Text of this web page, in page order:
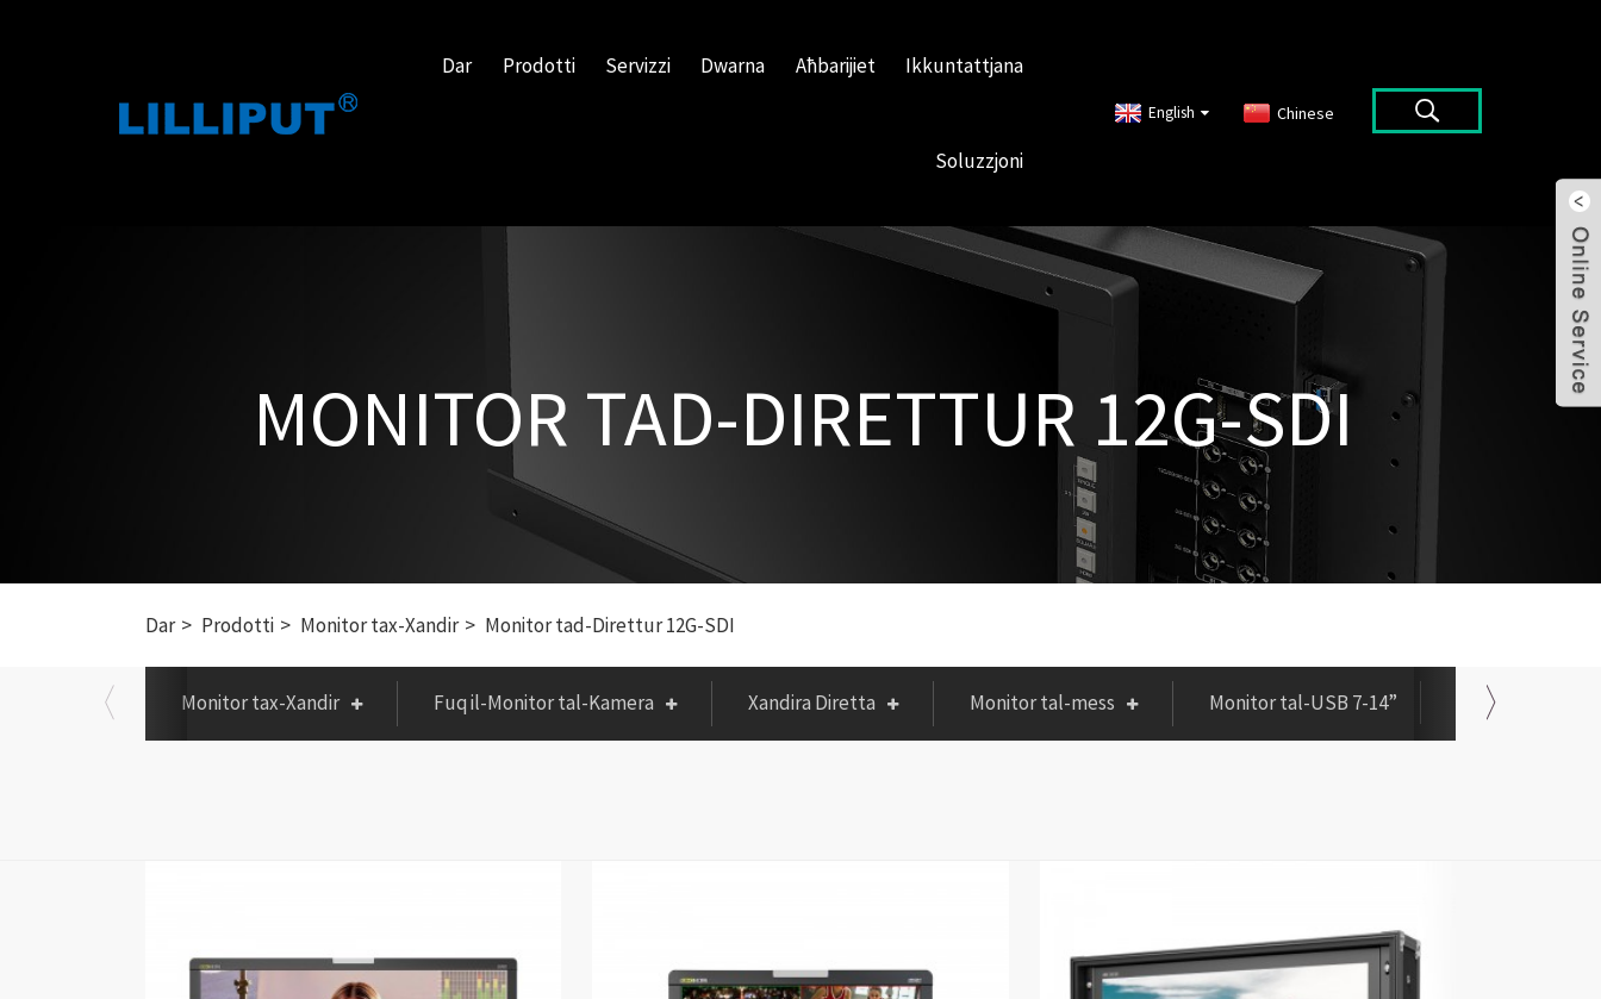
Dar Prodotti Servizzi Dwarna Aħbarijiet Ikkuntattjana
Soluzzjoni
English Chinese
MONITOR TAD-DIRETTUR 12G-SDI
Dar Prodotti Monitor tax-Xandir Monitor tad-Direttur 12G-SDI
Monitor tax-Xandir Fuq il-Monitor tal-Kamera Xandira Diretta Monitor tal-mess Monitor tal-USB 7-14” Prodotti Oħra